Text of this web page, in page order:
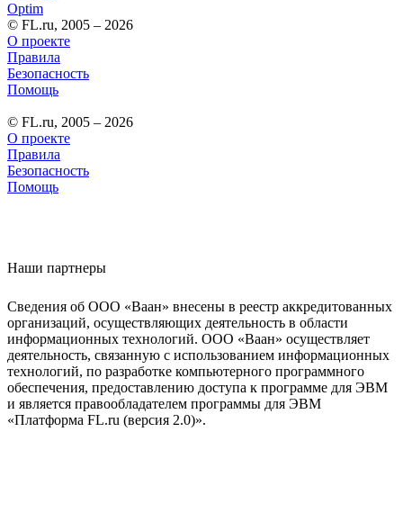
Optim
© FL.ru, 2005 – 2026
О проекте
Правила
Безопасность
Помощь
© FL.ru, 2005 – 2026
О проекте
Правила
Безопасность
Помощь
Наши партнеры
Сведения об ООО «Ваан» внесены в реестр аккредитованных
организаций, осуществляющих деятельность в области
информационных технологий. ООО «Ваан» осуществляет
деятельность, связанную с использованием информационных
технологий, по разработке компьютерного программного
обеспечения, предоставлению доступа к программе для ЭВМ
и является правообладателем программы для ЭВМ
«Платформа FL.ru (версия 2.0)».